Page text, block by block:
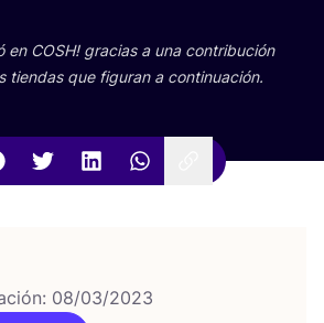
en COSH! gra­cias a una con­tri­bu­ción
tien­das que figu­ran a continuación.
08/03/2023